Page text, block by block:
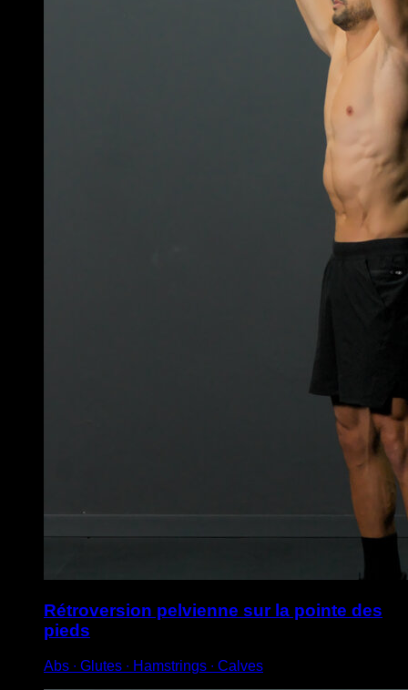
Rétroversion pelvienne sur la pointe des
pieds
Abs ∙ Glutes ∙ Hamstrings ∙ Calves